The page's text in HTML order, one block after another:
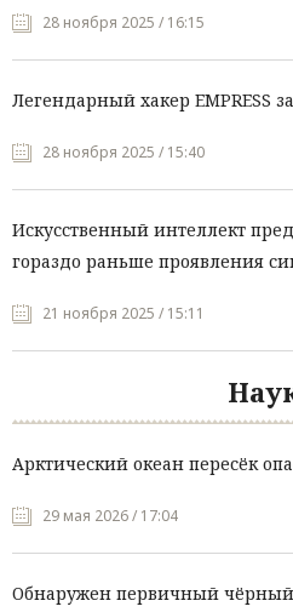
28 ноября 2025 / 16:15
Легендарный хакер EMPRESS
28 ноября 2025 / 15:40
Искусственный интеллект
гораздо раньше проявления
21 ноября 2025 / 15:11
Арктический океан пересёк
29 мая 2026 / 17:04
Обнаружен первичный